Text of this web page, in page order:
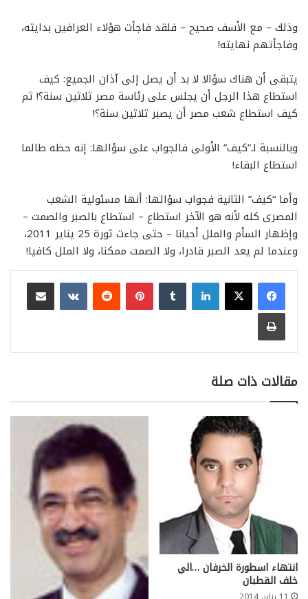
وذلك – مع الأسف صحيح – فلقد فاجأت هؤلاء العرافين بدايته،
وفاجأتهم نهايته!
يتبقى أن هناك سؤالا لا بد أن يصل إلى آذان الجميع: كيف
استطاع هذا الرجل أن يجلس على رئاسة مصر ثلاثين سنة؟! ثم
كيف استطاع شعب مصر أن يصبر ثلاثين سنة؟!
وبالنسبة لـ”كيف” الأولى فالجواب على سؤالها: إنه حظه طالما
استطاع البقاء!
وأما “كيف” الثانية فجواب سؤالها: أنها مسئولية الشعب
المصرى كله لأنه هو الآخر استطاع – استطاع بالصبر والصمت –
وإظهار السأم والملل أحيانا – حتى جاءت ثورة 25 يناير 2011،
وعندما لم يعد الصبر قادرا، ولا الصمت ممكنا، ولا الملل كافيا!
لينكدإن بينتيريست
مشاركة عبر البريد
طباعة
مقالات ذات صلة
انتهاء اسطورة الخرفان …الي
خلف القطبان